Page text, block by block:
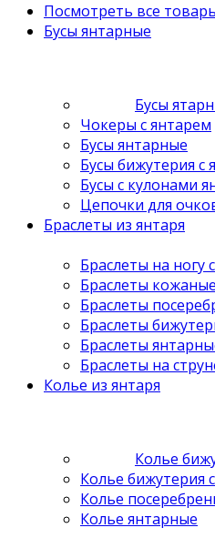
Посмотреть все
Бусы янтарные
Бусы
Чокеры с янтарем
Бусы янтарные
Бусы бижутерия с
Бусы с кулонами
Цепочки для
Браслеты из янтаря
Браслеты на ногу
Браслеты
Браслеты
Браслеты
Браслеты
Браслеты на
Колье из янтаря
Колье
Колье бижутерия
Колье
Колье янтарные